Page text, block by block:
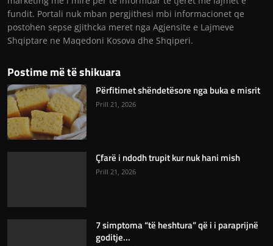
fundit. Portali nuk mban pergjithesi mbi informacionet qe
postohen sepse gjithcka meret nga Agjensite e Lajmeve
Shqiptare ne Maqedoni Kosova dhe Shqiperi.
Postime më të shikuara
Përfitimet shëndetësore nga buka e misrit
Prill 21, 2026
Çfarë i ndodh trupit kur nuk hani mish
Prill 21, 2026
7 simptoma “të heshtura” që i i paraprijnë
goditje...